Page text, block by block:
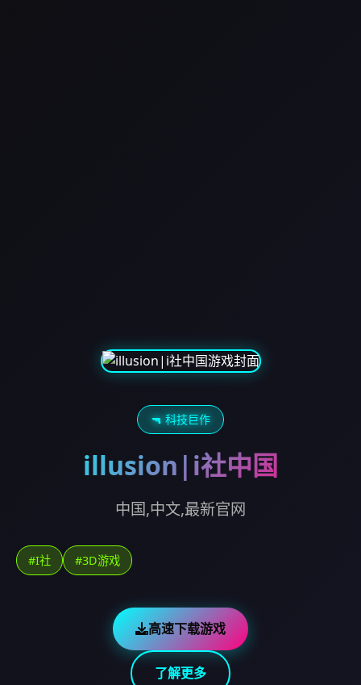
🔫 科技巨作
illusion|i社中国
中国,中文,最新官网
#I社 #3D游戏
高速下载游戏
了解更多